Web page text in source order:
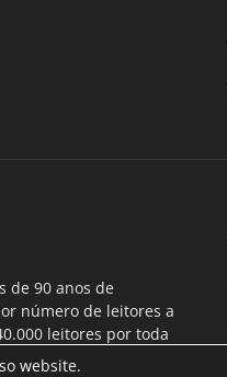
de 90 anos de
número de leitores a
leitores por toda
Portugal
website.